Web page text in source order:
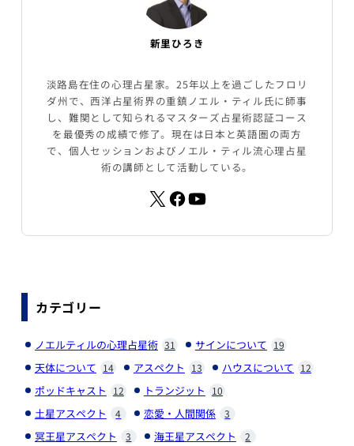
新里ひろき
淡路島在住の心理占星家。25年以上を過ごしたフロリ
ダ州で、西洋占星術界の重鎮ノエル・ティル氏に師事
し、難関として知られるマスターズ占星術認証コース
を最優秀の成績で修了。現在は日本と英語圏の両方
で、個人セッションおよびノエル・ティル流心理占星
術の講師として活動している。
カテゴリー
ノエルティルの心理占星術 31 サインについて 19
天体について 14 アスペクト 13 ハウスについて 12
ポッドキャスト 12 トランジット 10
土星アスペクト 4 恋愛・人間関係 3
冥王星アスペクト 3 海王星アスペクト 2